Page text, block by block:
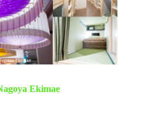
Ekimaeประเทศญี่ปุ่น